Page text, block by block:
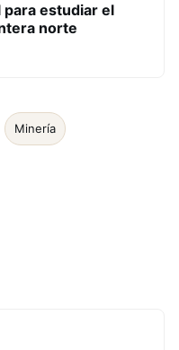
estudiar el
norte
Minería